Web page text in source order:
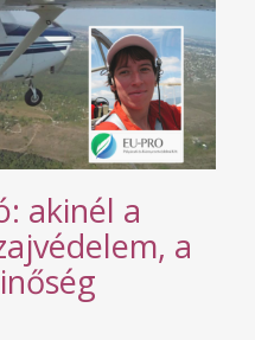
akinél a
a